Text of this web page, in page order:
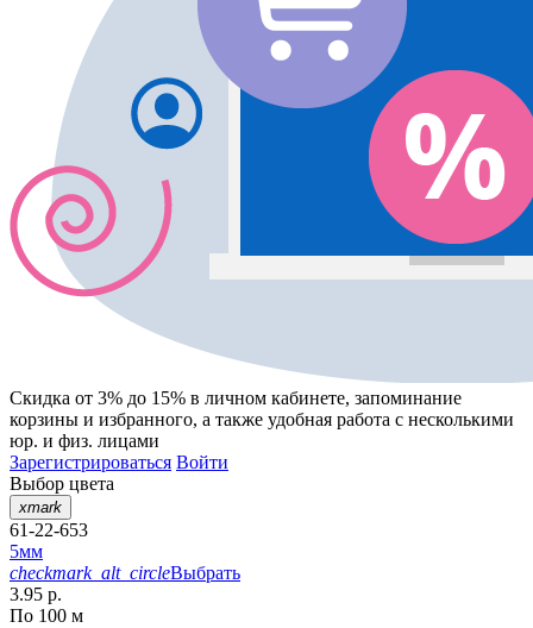
Скидка от 3% до 15% в личном кабинете, запоминание
корзины и избранного, а также удобная работа с несколькими
юр. и физ. лицами
Зарегистрироваться Войти
Выбор цвета
xmark
61-22-653
5мм
checkmark_alt_circleВыбрать
3.95 р.
По 100 м